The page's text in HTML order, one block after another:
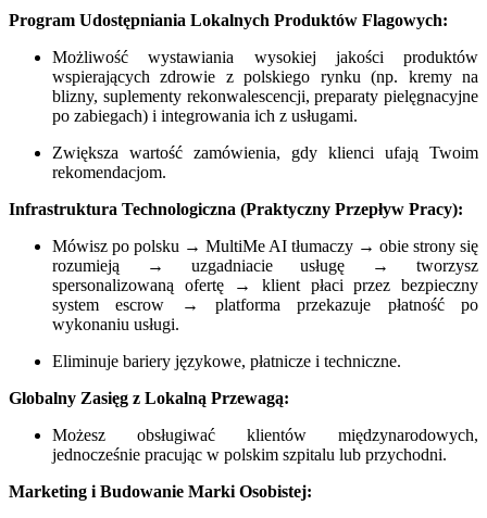
Program Udostępniania Lokalnych Produktów Flagowych:
Możliwość wystawiania wysokiej jakości produktów
wspierających zdrowie z polskiego rynku (np. kremy na
blizny, suplementy rekonwalescencji, preparaty pielęgnacyjne
po zabiegach) i integrowania ich z usługami.
Zwiększa wartość zamówienia, gdy klienci ufają Twoim
rekomendacjom.
Infrastruktura Technologiczna (Praktyczny Przepływ Pracy):
Mówisz po polsku → MultiMe AI tłumaczy → obie strony się
rozumieją → uzgadniacie usługę → tworzysz
spersonalizowaną ofertę → klient płaci przez bezpieczny
system escrow → platforma przekazuje płatność po
wykonaniu usługi.
Eliminuje bariery językowe, płatnicze i techniczne.
Globalny Zasięg z Lokalną Przewagą:
Możesz obsługiwać klientów międzynarodowych,
jednocześnie pracując w polskim szpitalu lub przychodni.
Marketing i Budowanie Marki Osobistej: